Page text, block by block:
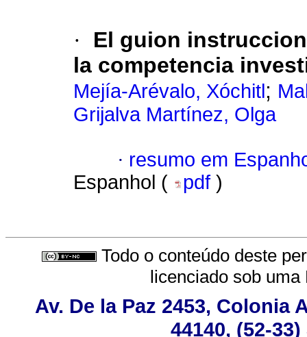
·
El guion
la competencia
Mejía-Arévalo, Xóchitl ;
Grijalva Martínez, Olga
· resumo em
Espanhol (
pdf )
Todo o conteúdo deste
licenciado sob uma
Av. De la Paz 2453, Colonia
44140, (52-